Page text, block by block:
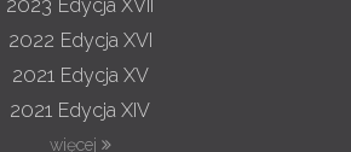
Edycja XVII
2022 Edycja XVI
2021 Edycja XV
2021 Edycja XIV
więcej